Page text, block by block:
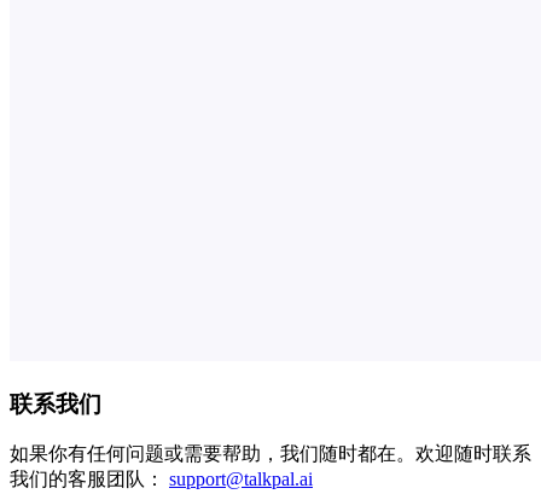
联系我们
如果你有任何问题或需要帮助，我们随时都在。欢迎随时联系
我们的客服团队： support@talkpal.ai